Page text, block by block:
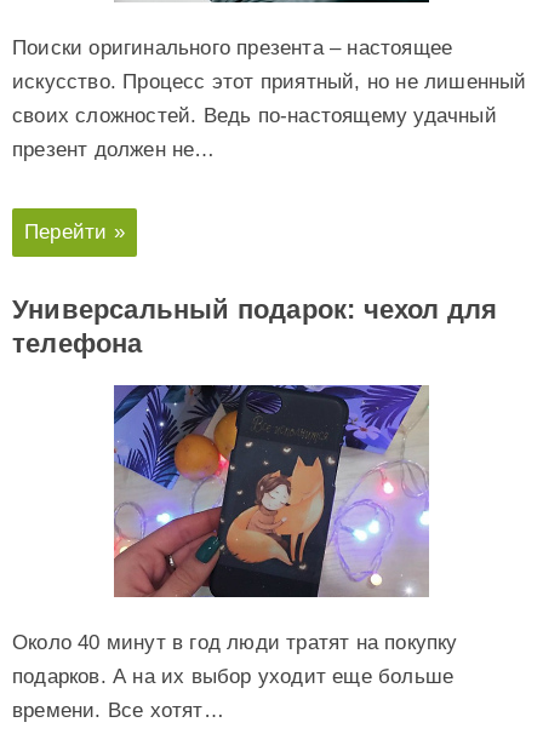
Поиски оригинального презента – настоящее
искусство. Процесс этот приятный, но не лишенный
своих сложностей. Ведь по-настоящему удачный
презент должен не…
Перейти »
Универсальный подарок: чехол для
телефона
Около 40 минут в год люди тратят на покупку
подарков. А на их выбор уходит еще больше
времени. Все хотят…